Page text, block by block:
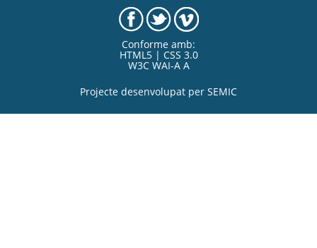
Conforme amb:
HTML5 | CSS 3.0
W3C WAI-A A
Projecte desenvolupat per SEMIC